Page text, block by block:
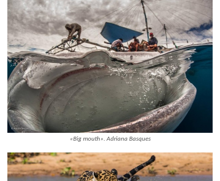
«Big mouth». Adriana Basques